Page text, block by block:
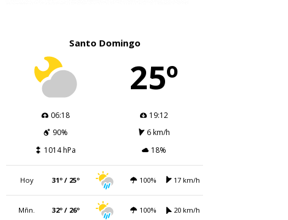
Santo Domingo
25º
06:18
19:12
90%
6 km/h
1014 hPa
18%
Hoy 31º / 25º 100% 17 km/h
Mñn. 32º / 26º 100% 20 km/h